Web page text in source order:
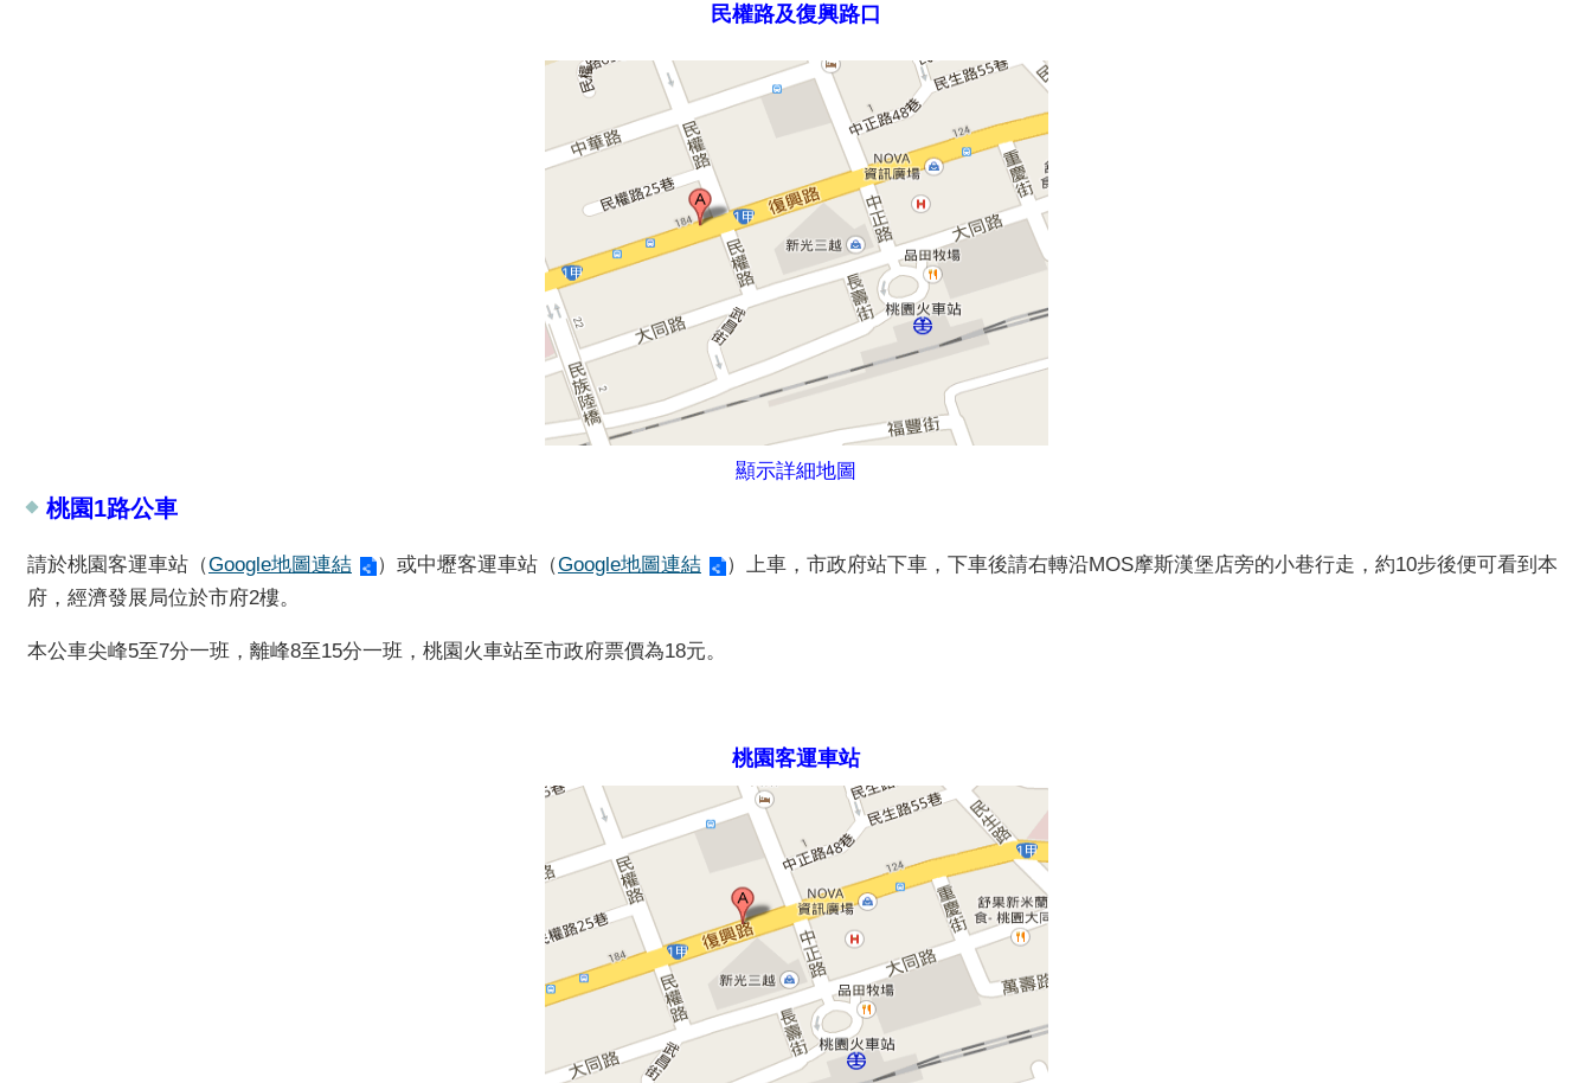
民權路及復興路口
顯示詳細地圖
桃園1路公車
請於桃園客運車站（Google地圖連結 ）或中壢客運車站（Google地圖連結
）上車，市政府站下車，下車後請右轉沿MOS摩斯漢堡店旁的小巷行走，約10步後便可看到本
府，經濟發展局位於市府2樓。
本公車尖峰5至7分一班，離峰8至15分一班，桃園火車站至市政府票價為18元。
桃園客運車站